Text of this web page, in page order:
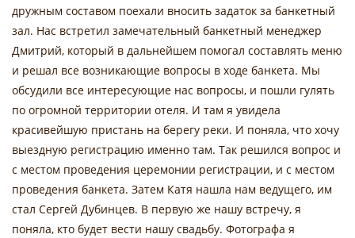
дружным составом поехали вносить задаток за банкетный
зал. Нас встретил замечательный банкетный менеджер
Дмитрий, который в дальнейшем помогал составлять меню
и решал все возникающие вопросы в ходе банкета. Мы
обсудили все интересующие нас вопросы, и пошли гулять
по огромной территории отеля. И там я увидела
красивейшую пристань на берегу реки. И поняла, что хочу
выездную регистрацию именно там. Так решился вопрос и
с местом проведения церемонии регистрации, и с местом
проведения банкета. Затем Катя нашла нам ведущего, им
стал Сергей Дубинцев. В первую же нашу встречу, я
поняла, кто будет вести нашу свадьбу. Фотографа я